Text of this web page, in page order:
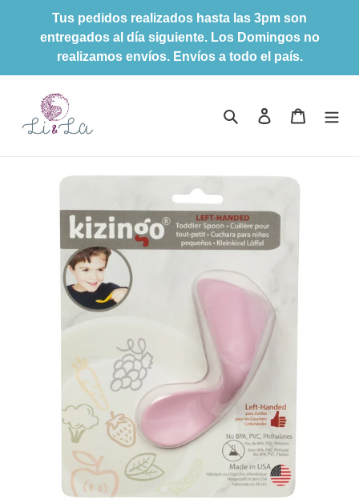
directamente
Tus pedidos realizados hasta las 3pm son
entregados al día siguiente. Los Domingos no
realizamos envíos. Envíos a todo el país.
Buscar Ingresar Carrito